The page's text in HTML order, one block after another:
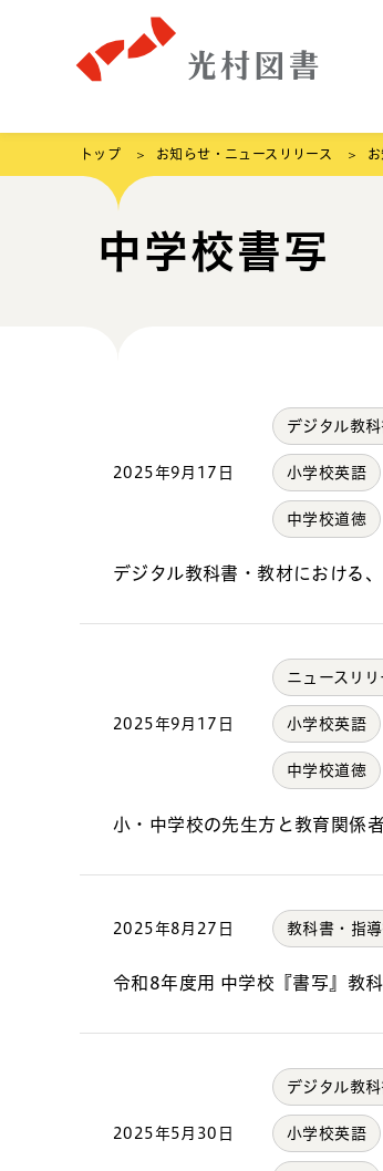
トップ お知らせ・ニュースリリース
中学校書写
2025年9月17日
デジタル教
小学校英語
中学校道徳
デジタル教科書・教材における
2025年9月17日
ニュースリリ
小学校英語
中学校道徳
小・中学校の先生方と教育関係
2025年8月27日 教科書・指
令和8年度用 中学校『書写』教
2025年5月30日
デジタル教
小学校英語